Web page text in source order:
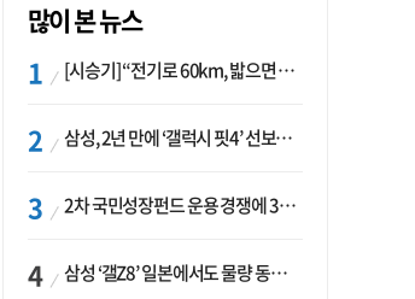
많이 본 뉴스
[시승기] “전기로 60km, 밟으면 462마력”…볼보 XC60 T8의 두 얼굴
삼성, 2년 만에 ‘갤럭시 핏4’ 선보이나…웨어러블 생태계 확장 ‘시동’
2차 국민성장펀드 운용 경쟁에 33개사 몰렸다…신한·하나 등 새 얼굴 대거 합류
삼성 ‘갤Z8’ 일본에서도 물량 동났다…애플 참전 앞두고 선두 수성 ‘시험대’